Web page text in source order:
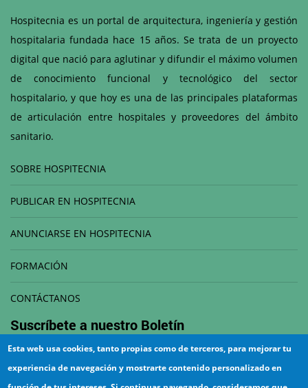
Hospitecnia es un portal de arquitectura, ingeniería y gestión
hospitalaria fundada hace 15 años. Se trata de un proyecto
digital que nació para aglutinar y difundir el máximo volumen
de conocimiento funcional y tecnológico del sector
hospitalario, y que hoy es una de las principales plataformas
de articulación entre hospitales y proveedores del ámbito
sanitario.
SOBRE HOSPITECNIA
PUBLICAR EN HOSPITECNIA
ANUNCIARSE EN HOSPITECNIA
FORMACIÓN
CONTÁCTANOS
Suscríbete a nuestro Boletín
Esta web usa cookies, tanto propias como de terceros, para mejorar tu
experiencia de navegación y mostrarte contenido personalizado en